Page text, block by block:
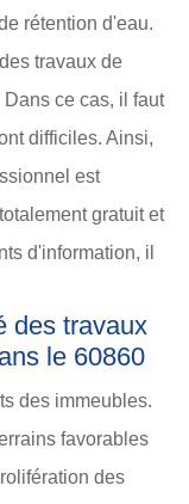
rétention d'eau.
travaux de
ce cas, il faut
difficiles. Ainsi,
est
gratuit et
d'information, il
des travaux
le 60860
des immeubles.
favorables
des